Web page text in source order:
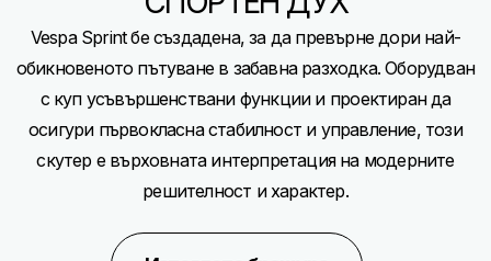
Vespa Sprint бе създадена, за да превърне дори най-
обикновеното пътуване в забавна разходка. Оборудван
с куп усъвършенствани функции и проектиран да
осигури първокласна стабилност и управление, този
скутер е върховната интерпретация на модерните
решителност и характер.